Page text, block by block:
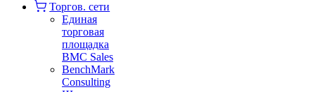
Торгов. сети
Единая
торговая
площадка
BMC Sales
BenchMark
Consulting